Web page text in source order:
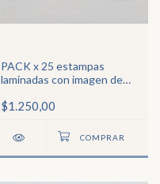
PACK x 25 estampas
laminadas con imagen de
$1.250,00